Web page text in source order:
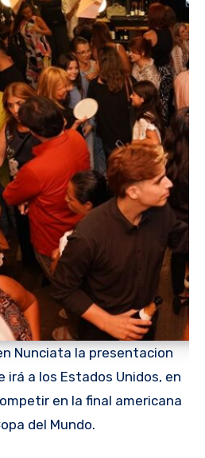
Nunciata la presentacion
irá a los Estados Unidos, en
en la final americana
del Mundo.